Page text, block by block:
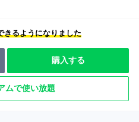
きるようになりました
購入する
ムで使い放題